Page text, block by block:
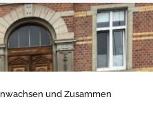
und Zusammen